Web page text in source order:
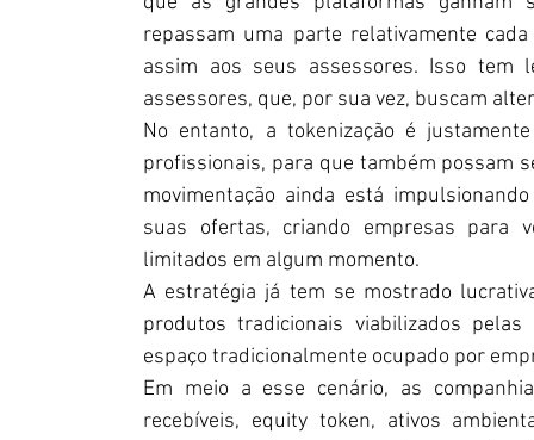
repassam uma parte relativamente
assim aos seus assessores. Isso tem
assessores, que, por sua vez, buscam
No entanto, a tokenização é
profissionais, para que também possam
movimentação ainda está
suas ofertas, criando empresas para
limitados em algum momento.
A estratégia já tem se mostrado
produtos tradicionais viabilizados
espaço tradicionalmente ocupado por
Em meio a esse cenário, as
recebíveis, equity token, ativos